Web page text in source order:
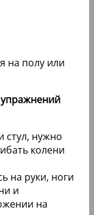
на полу или
стул, нужно
колени
на руки, ноги
и
на